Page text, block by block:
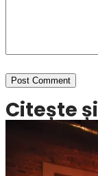
Citește și